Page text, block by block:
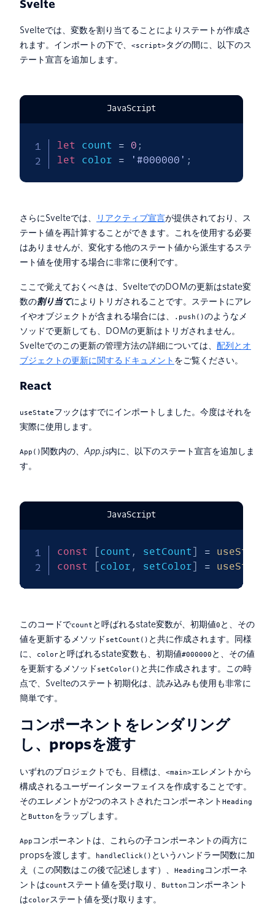
Svelte
Svelteでは、変数を割り当てることによりステートが作成さ
れます。インポートの下で、 <script>タグの間に、以下のス
テート宣言を追加します。
JavaScript
let count = 0 ;
let color = '#000000' ;
さらにSvelteでは、 リアクティブ宣言が提供されており、ス
テート値を再計算することができます。これを使用する必要
はありませんが、変化する他のステート値から派生するステ
ート値を使用する場合に非常に便利です。
ここで覚えておくべきは、SvelteでのDOMの更新はstate変
数の割り当てによりトリガされることです。ステートにアレ
イやオブジェクトが含まれる場合には、
.push()のようなメ
ソッドで更新しても、DOMの更新はトリガされません。
Svelteでのこの更新の管理方法の詳細については、 配列とオ
ブジェクトの更新に関するドキュメント をご覧ください。
React
useStateフックはすでにインポートしました。今度はそれを
実際に使用します。
App() 関数内の、 App.js内に、以下のステート宣言を追加しま
す。
JavaScript
const [count , setCount ] = useState
const
[color , setColor] = useState
このコードでcount と呼ばれるstate変数が、初期値0 と、その
値を更新するメソッド setCount() と共に作成されます。同様
に、
colorと呼ばれるstate変数も、初期値#000000 と、その値
を更新するメソッド setColor() と共に作成されます。この時
点で、Svelteのステート初期化は、読み込みも使用も非常に
簡単です。
コンポーネントをレンダリング
し、propsを渡す
いずれのプロジェクトでも、目標は、 <main>エレメントから
構成されるユーザーインターフェイスを作成することです。
そのエレメントが2つのネストされたコンポーネント Heading
と Buttonをラップします。
App コンポーネントは、これらの子コンポーネントの両方に
propsを渡します。
handleClick() というハンドラー関数に加
え（この関数はこの後で記述します）、 Heading コンポーネ
ントはcount ステート値を受け取り、 Button コンポーネント
はcolorステート値を受け取ります。